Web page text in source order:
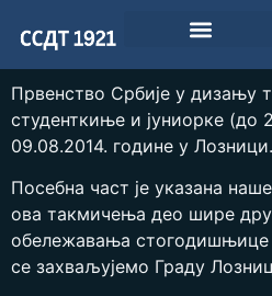
Првенство Србије у дизању
студенткиње и јуниорке (до
09.08.2014. године у Лозници.
Посебна част је указана
ова такмичења део шире
обележавања стогодишњице
се захваљујемо Граду